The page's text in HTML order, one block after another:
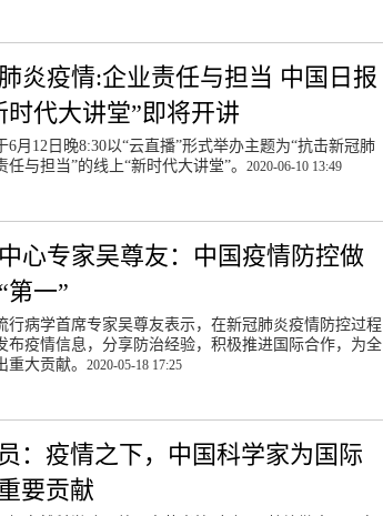
炎疫情:企业责任与担当 中国日报
时代大讲堂”即将开讲
6月12日晚8:30以“云直播”形式举办主题为“抗击新冠肺
任与担当”的线上“新时代大讲堂”。 2020-06-10 13:49
心专家吴尊友：中国疫情防控做
第一”
行病学首席专家吴尊友表示，在新冠肺炎疫情防控过程
布疫情信息，分享防治经验，积极推进国际合作，为全
大贡献。 2020-05-18 17:25
：疫情之下，中国科学家为国际
要贡献